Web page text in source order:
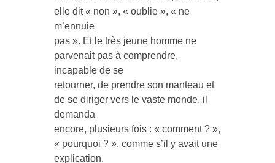
elle dit « non », « oublie », « ne
m’ennuie
pas ». Et le très jeune homme ne
parvenait pas à comprendre,
incapable de se
retourner, de prendre son manteau et
de se diriger vers le vaste monde, il
demanda
encore, plusieurs fois : « comment ? »,
« pourquoi ? », comme s’il y avait une
explication.